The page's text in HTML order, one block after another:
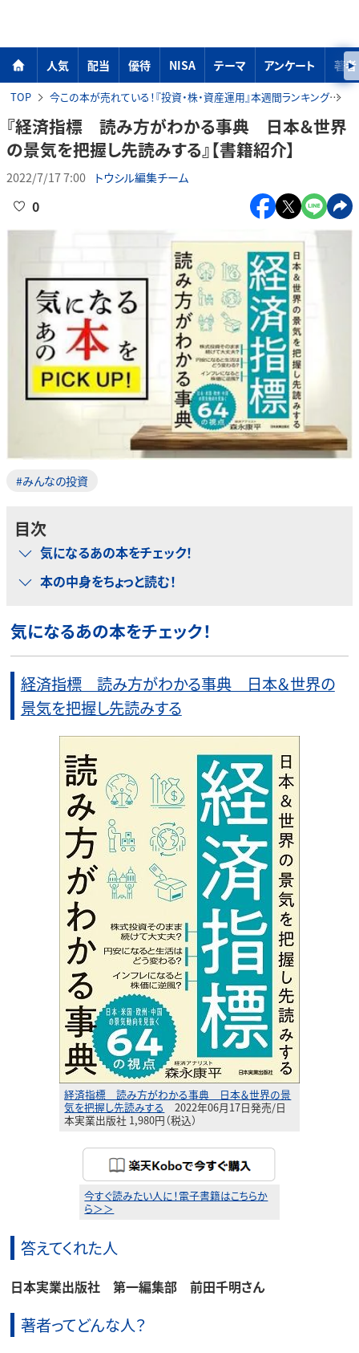
人気 配当 優待 NISA テーマ アンケート 著者
TOP 今この本が売れている！『投資・株・資産運用』本週間ランキング
『経済指標 読み方がわかる事典 日本＆世界
の景気を把握し先読みする』【書籍紹介】
2022/7/17 7:00 トウシル編集チーム
0
#みんなの投資
目次
気になるあの本をチェック！
本の中身をちょっと読む！
気になるあの本をチェック！
経済指標 読み方がわかる事典 日本＆世界の
景気を把握し先読みする
経済指標 読み方がわかる事典 日本＆世界の景
気を把握し先読みする
2022年06月17日発売/日
本実業出版社 1,980円（税込）
今すぐ読みたい人に！電子書籍はこちらか
ら＞＞
答えてくれた人
日本実業出版社 第一編集部 前田千明さん
著者ってどんな人？